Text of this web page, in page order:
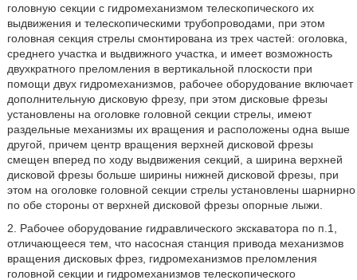
головную секции с гидромеханизмом телескопического их
выдвижения и телескопическими трубопроводами, при этом
головная секция стрелы смонтирована из трех частей: оголовка,
среднего участка и выдвижного участка, и имеет возможность
двухкратного преломления в вертикальной плоскости при
помощи двух гидромеханизмов, рабочее оборудование включает
дополнительную дисковую фрезу, при этом дисковые фрезы
установлены на оголовке головной секции стрелы, имеют
раздельные механизмы их вращения и расположены одна выше
другой, причем центр вращения верхней дисковой фрезы
смещен вперед по ходу выдвижения секций, а ширина верхней
дисковой фрезы больше ширины нижней дисковой фрезы, при
этом на оголовке головной секции стрелы установлены шарнирно
по обе стороны от верхней дисковой фрезы опорные лыжи.
2. Рабочее оборудование гидравлического экскаватора по п.1,
отличающееся тем, что насосная станция привода механизмов
вращения дисковых фрез, гидромеханизмов преломления
головной секции и гидромеханизмов телескопического